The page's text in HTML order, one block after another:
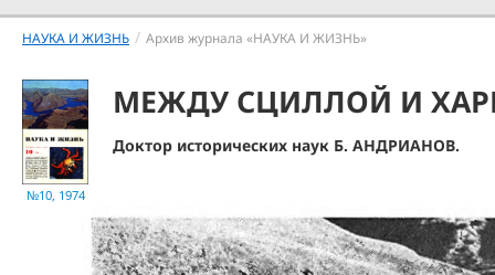
НАУКА И ЖИЗНЬ / Архив журнала «НАУКА И ЖИЗНЬ»
№10, 1974
МЕЖДУ СЦИЛЛОЙ И
Доктор исторических наук Б. АНДРИАНОВ.